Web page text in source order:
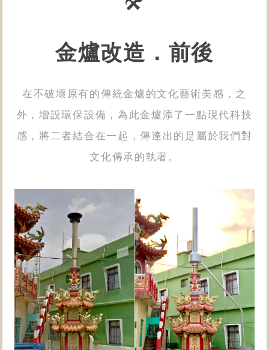
金爐改造．前後
在不破壞原有的傳統金爐的文化藝術美感，之
外，增設環保設備，為此金爐添了一點現代科技
感，將二者結合在一起​，傳達出的是屬於我們對
文化傳承的執著。